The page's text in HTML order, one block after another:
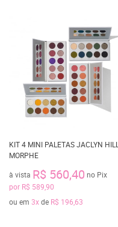
KIT 4 MINI PALETAS JACLYN HILL
MORPHE
à vista R$ 560,40 no Pix
por R$ 589,90
ou em 3xde R$ 196,63